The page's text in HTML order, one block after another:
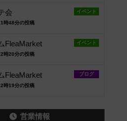
イベント
会
時48分の投稿
イベント
FleaMarket
時20分の投稿
ブログ
FleaMarket
時19分の投稿
営業情報